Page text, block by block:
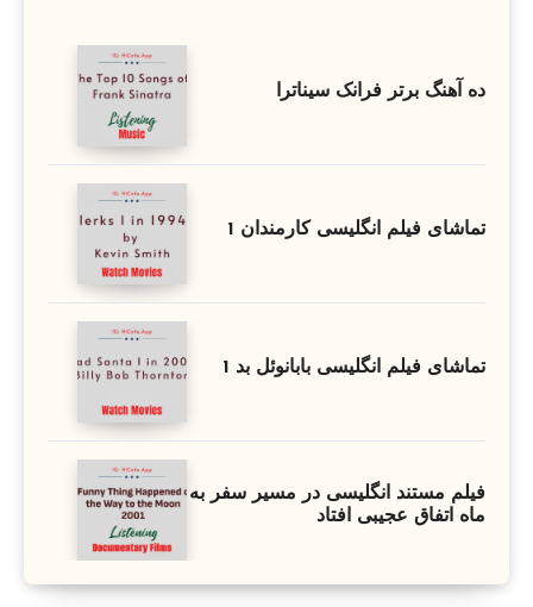
ده آهنگ برتر فرانک سیناترا
تماشای فیلم انگلیسی کارمندان 1
تماشای فیلم انگلیسی بابانوئل بد 1
فیلم مستند انگلیسی در مسیر سفر به
ماه اتفاق عجیبی افتاد